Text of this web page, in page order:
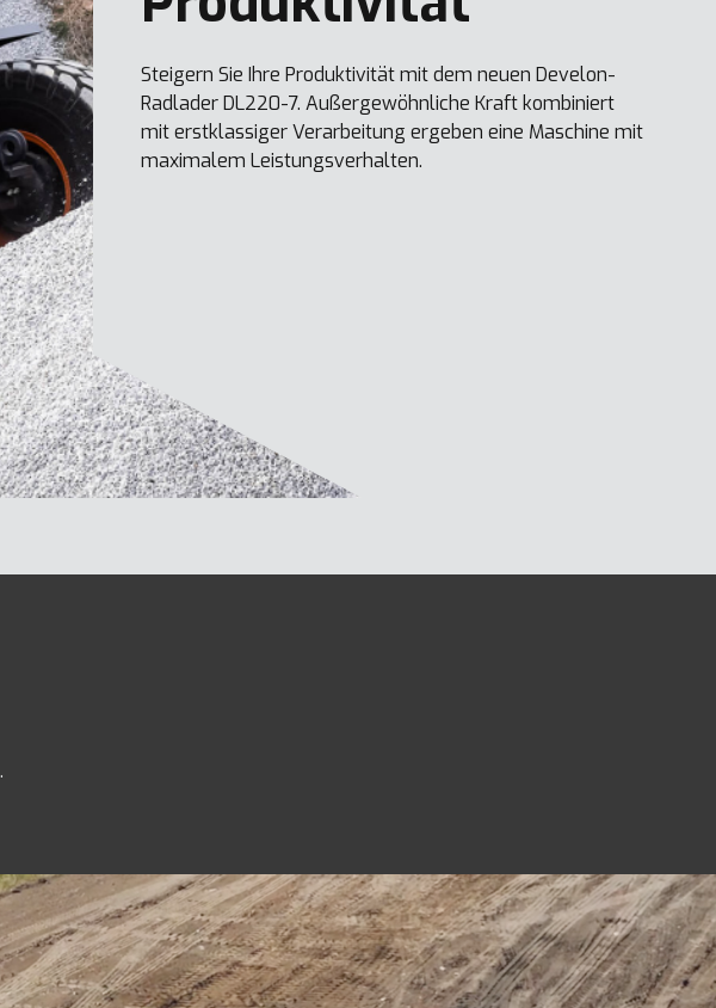
Steigern Sie Ihre Produktivität mit dem neuen Develon-
Radlader DL220-7. Außergewöhnliche Kraft kombiniert
mit erstklassiger Verarbeitung ergeben eine Maschine mit
maximalem Leistungsverhalten.